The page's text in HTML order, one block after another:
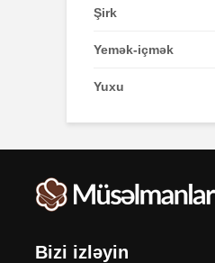
Şirk
Yemək-içmək
Yuxu
Bizi izləyin